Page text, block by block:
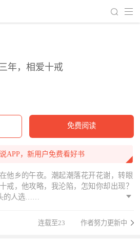
年，相爱十戒
免费阅读
APP，新用户免费看好书
他乡的午夜。潮起潮落花开花谢，转眼
戒，他攻略，我沦陷，怎知你却出现？
的人选……
连载至23 作者努力更新中